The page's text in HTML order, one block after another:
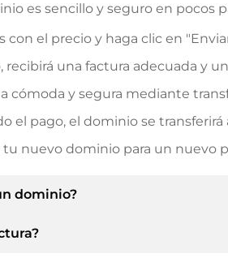
es sencillo y seguro en pocos
con el precio y haga clic en
recibirá una factura adecuada y
cómoda y segura mediante
el pago, el dominio se
tu nuevo dominio para un nuevo
dominio?
el propietario le informará